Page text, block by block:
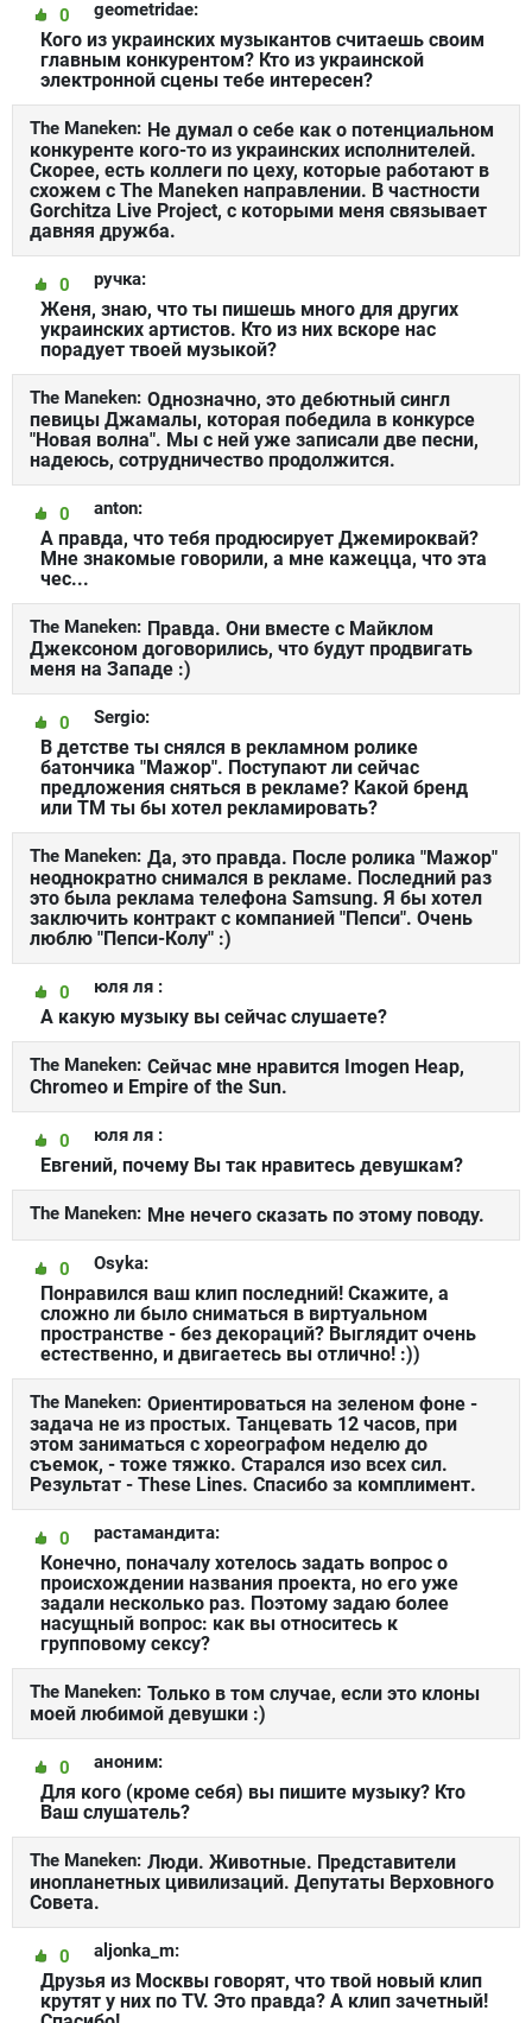
geometridae:
0
Кого из украинских музыкантов считаешь своим
главным конкурентом? Кто из украинской
электронной сцены тебе интересен?
The Maneken: Не думал о себе как о потенциальном
конкуренте кого-то из украинских исполнителей.
Скорее, есть коллеги по цеху, которые работают в
схожем с The Maneken направлении. В частности
Gorchitza Live Project, с которыми меня связывает
давняя дружба.
ручка:
0
Женя, знаю, что ты пишешь много для других
украинских артистов. Кто из них вскоре нас
порадует твоей музыкой?
The Maneken: Однозначно, это дебютный сингл
певицы Джамалы, которая победила в конкурсе
"Новая волна". Мы с ней уже записали две песни,
надеюсь, сотрудничество продолжится.
anton:
0
А правда, что тебя продюсирует Джемироквай?
Мне знакомые говорили, а мне кажецца, что эта
чес...
The Maneken: Правда. Они вместе с Майклом
Джексоном договорились, что будут продвигать
меня на Западе :)
Sergio:
0
В детстве ты снялся в рекламном ролике
батончика "Мажор". Поступают ли сейчас
предложения сняться в рекламе? Какой бренд
или ТМ ты бы хотел рекламировать?
The Maneken: Да, это правда. После ролика "Мажор"
неоднократно снимался в рекламе. Последний раз
это была реклама телефона Samsung. Я бы хотел
заключить контракт с компанией "Пепси". Очень
люблю "Пепси-Колу" :)
юля ля :
0
А какую музыку вы сейчас слушаете?
The Maneken: Сейчас мне нравится Imogen Heap,
Chromeo и Empire of the Sun.
юля ля :
0
Евгений, почему Вы так нравитесь девушкам?
The Maneken: Мне нечего сказать по этому поводу.
Osyka:
0
Понравился ваш клип последний! Скажите, а
сложно ли было сниматься в виртуальном
пространстве - без декораций? Выглядит очень
естественно, и двигаетесь вы отлично! :))
The Maneken: Ориентироваться на зеленом фоне -
задача не из простых. Танцевать 12 часов, при
этом заниматься с хореографом неделю до
съемок, - тоже тяжко. Старался изо всех сил.
Результат - These Lines. Спасибо за комплимент.
растамандита:
0
Конечно, поначалу хотелось задать вопрос о
происхождении названия проекта, но его уже
задали несколько раз. Поэтому задаю более
насущный вопрос: как вы относитесь к
групповому сексу?
The Maneken: Только в том случае, если это клоны
моей любимой девушки :)
аноним:
0
Для кого (кроме себя) вы пишите музыку? Кто
Ваш слушатель?
The Maneken: Люди. Животные. Представители
инопланетных цивилизаций. Депутаты Верховного
Совета.
aljonka_m:
0
Друзья из Москвы говорят, что твой новый клип
крутят у них по TV. Это правда? А клип зачетный!